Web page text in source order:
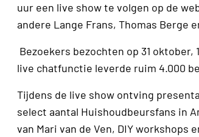
uur een live show te volgen op de
andere Lange Frans, Thomas Berge
Bezoekers bezochten op 31 oktober,
live chatfunctie leverde ruim 4.000
Tijdens de live show ontving
select aantal Huishoudbeursfans in
van Mari van de Ven, DIY